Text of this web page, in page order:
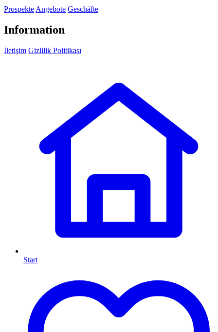
Prospekte Angebote Geschäfte
Information
İletişim Gizlilik Politikası
Start